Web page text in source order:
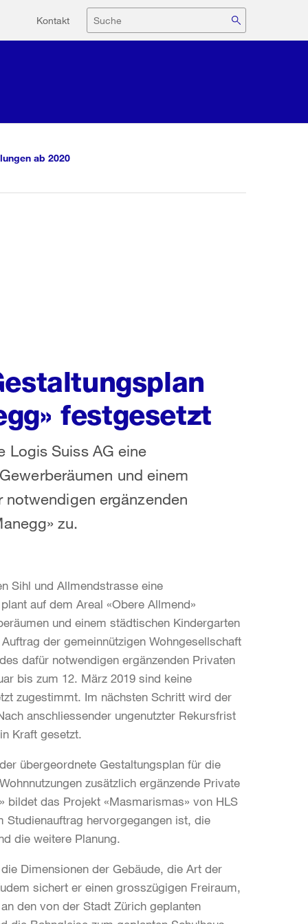
Hilfsnavigation
Kontakt Suche
ab 2020
festgesetzt
Logis Suiss AG eine
und einem
ergänzenden
zu.
Sihl und Allmendstrasse eine
auf dem Areal «Obere Allmend»
und einem städtischen Kindergarten
der gemeinnützigen Wohngesellschaft
dafür notwendigen ergänzenden Privaten
bis zum 12. März 2019 sind keine
zugestimmt. Im nächsten Schritt wird der
anschliessender ungenutzter Rekursfrist
Kraft gesetzt.
übergeordnete Gestaltungsplan für die
zusätzlich ergänzende Private
bildet das Projekt «Masmarismas» von HLS
Studienauftrag hervorgegangen ist, die
die weitere Planung.
Dimensionen der Gebäude, die Art der
sichert er einen grosszügigen Freiraum,
den von der Stadt Zürich geplanten